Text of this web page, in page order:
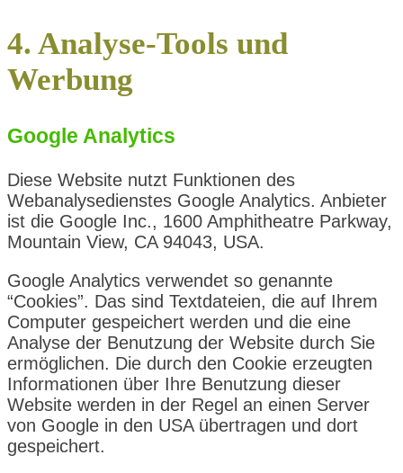
4. Analyse-Tools und
Werbung
Google Analytics
Diese Website nutzt Funktionen des
Webanalysedienstes Google Analytics. Anbieter
ist die Google Inc., 1600 Amphitheatre Parkway,
Mountain View, CA 94043, USA.
Google Analytics verwendet so genannte
“Cookies”. Das sind Textdateien, die auf Ihrem
Computer gespeichert werden und die eine
Analyse der Benutzung der Website durch Sie
ermöglichen. Die durch den Cookie erzeugten
Informationen über Ihre Benutzung dieser
Website werden in der Regel an einen Server
von Google in den USA übertragen und dort
gespeichert.